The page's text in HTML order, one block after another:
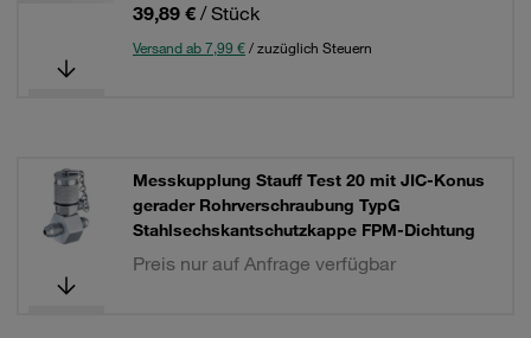
39,89 € / Stück
Versand ab 7,99 €/ zuzüglich Steuern
Messkupplung Stauff Test 20 mit JIC-Konus
gerader Rohrverschraubung TypG
Stahlsechskantschutzkappe FPM-Dichtung
Preis nur auf Anfrage verfügbar